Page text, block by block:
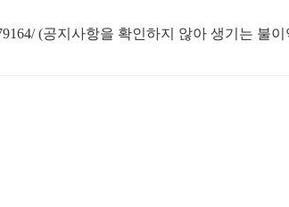
79164/ (공지사항을 확인하지 않아 생기는 불